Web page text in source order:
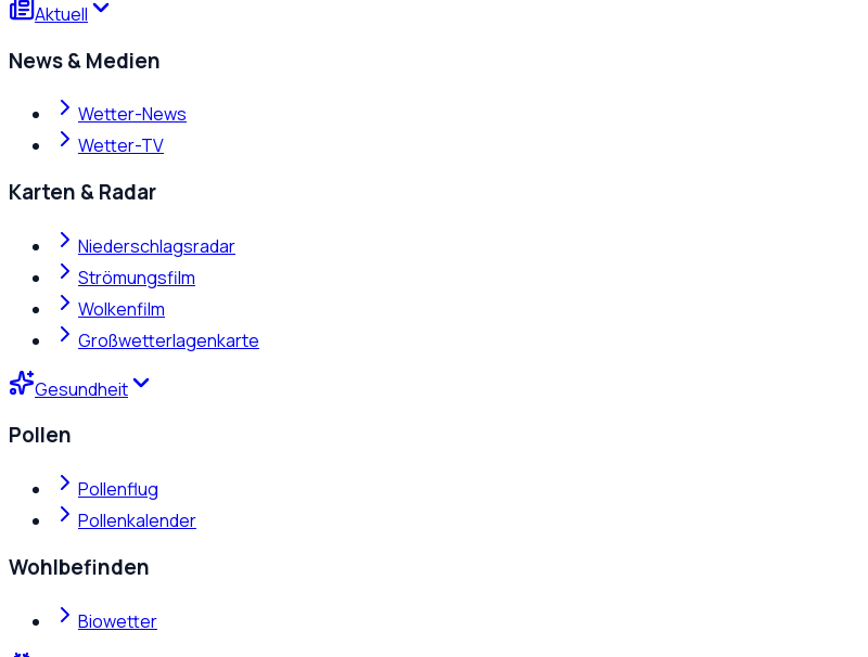
Aktuell
News & Medien
Wetter-News
Wetter-TV
Karten & Radar
Niederschlagsradar
Strömungsfilm
Wolkenfilm
Großwetterlagenkarte
Gesundheit
Pollen
Pollenflug
Pollenkalender
Wohlbefinden
Biowetter